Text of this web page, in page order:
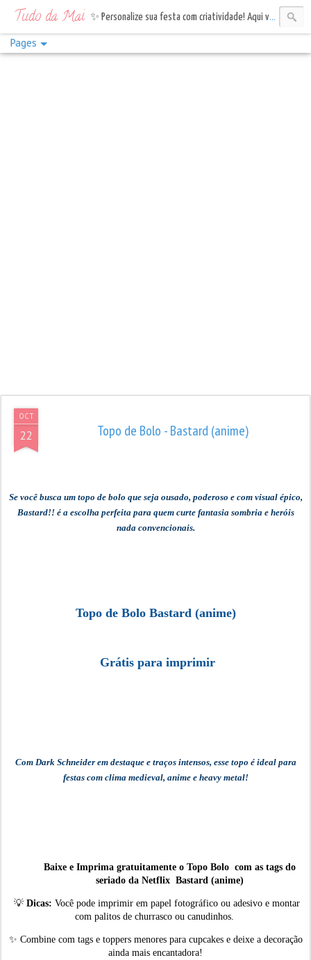
Tudo da Mai ✨ Personalize sua festa com criatividade! Aqui você encontra topos de bolo, tags e bandeirinhas. Vem celebrar com estilo!✨
Pages
OCT
22 Topo de Bolo - Bastard (anime)
Se você busca um topo de bolo que seja ousado, poderoso e com visual épico,
Bastard!! é a escolha perfeita para quem curte fantasia sombria e heróis
nada convencionais.
Topo de Bolo Bastard (anime)
Grátis para imprimir
Com Dark Schneider em destaque e traços intensos, esse topo é ideal para
festas com clima medieval, anime e heavy metal!
Baixe e Imprima gratuitamente o Topo Bolo com as tags do
seriado da Netflix Bastard (anime)
💡 Dicas: Você pode imprimir em papel fotográfico ou adesivo e montar
com palitos de churrasco ou canudinhos.
✨ Combine com tags e toppers menores para cupcakes e deixe a decoração
ainda mais encantadora!